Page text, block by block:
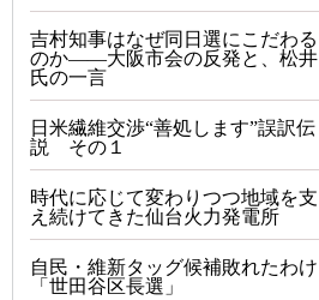
吉村知事はなぜ同日選にこだわる
のか――大阪市会の反発と、松井
氏の一言
日米繊維交渉“善処します”誤訳伝
説 その１
時代に応じて変わりつつ地域を支
え続けてきた仙台火力発電所
自民・維新タッグ候補敗れたわけ
「世田谷区長選」